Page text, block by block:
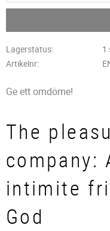
Lagerstatus
1
Artikelnr
Ge ett omdöme!
The
company:
intimite
God